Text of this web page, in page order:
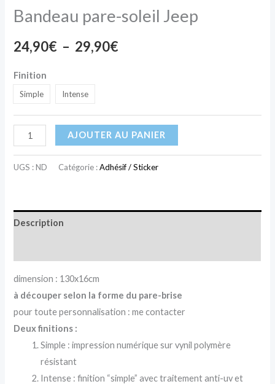
Bandeau pare-soleil Jeep
24,90€ – 29,90€
Finition
Simple Intense
AJOUTER AU PANIER
UGS :ND Catégorie :Adhésif / Sticker
Description
dimension : 130x16cm
à découper selon la forme du pare-brise
pour toute personnalisation : me contacter
Deux finitions :
Simple : impression numérique sur vynil polymère
résistant
Intense : finition “simple” avec traitement anti-uv et